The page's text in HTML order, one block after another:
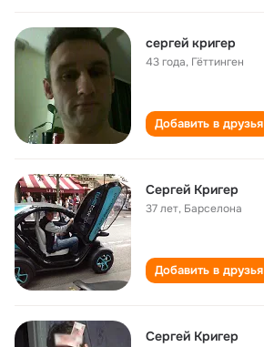
сергей кригер
43 года, Гёттинген
Добавить в друзья
Сергей Кригер
37 лет, Барселона
Добавить в друзья
Сергей Кригер